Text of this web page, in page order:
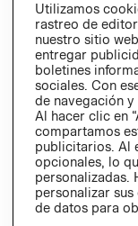
Ecuador ($)
CAMBIAR REGIÓN
Utilizamos
rastreo de
nuestro sitio
entregar
boletines
sociales. Con
de navegación y
Al hacer clic en
compartamos
publicitarios. Al
opcionales, lo
personalizadas.
personalizar
de datos para